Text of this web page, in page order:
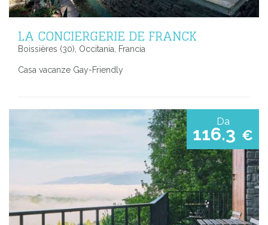
LA CONCIERGERIE DE FRANCK
Boissières (30), Occitania, Francia
Casa vacanze Gay-Friendly
Da
116.3 €